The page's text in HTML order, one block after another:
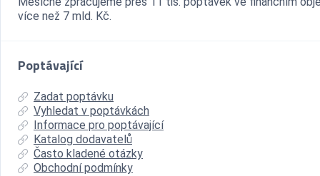
více než 7 mld. Kč.
Poptávající
Zadat poptávku
Vyhledat v poptávkách
Informace pro poptávající
Katalog dodavatelů
Často kladené otázky
Obchodní podmínky